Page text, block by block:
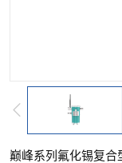
巅峰系列氟化锡复合